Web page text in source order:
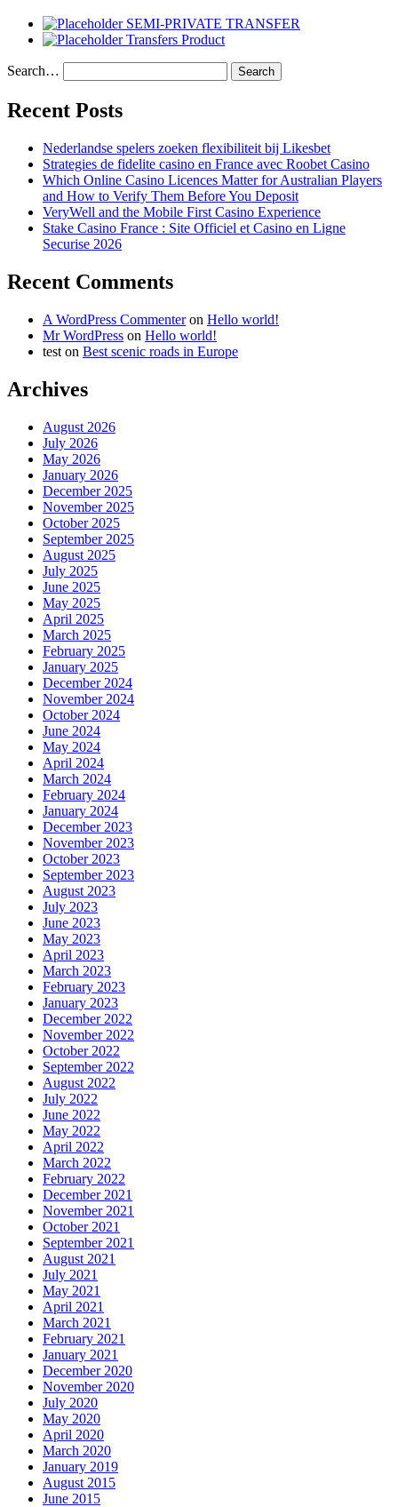
SEMI-PRIVATE TRANSFER
Transfers Product
Search…
Recent Posts
Nederlandse spelers zoeken flexibiliteit bij Likesbet
Strategies de fidelite casino en France avec Roobet Casino
Which Online Casino Licences Matter for Australian Players
and How to Verify Them Before You Deposit
VeryWell and the Mobile First Casino Experience
Stake Casino France : Site Officiel et Casino en Ligne
Securise 2026
Recent Comments
A WordPress Commenteron Hello world!
Mr WordPress on Hello world!
test on Best scenic roads in Europe
Archives
August 2026
July 2026
May 2026
January 2026
December 2025
November 2025
October 2025
September 2025
August 2025
July 2025
June 2025
May 2025
April 2025
March 2025
February 2025
January 2025
December 2024
November 2024
October 2024
June 2024
May 2024
April 2024
March 2024
February 2024
January 2024
December 2023
November 2023
October 2023
September 2023
August 2023
July 2023
June 2023
May 2023
April 2023
March 2023
February 2023
January 2023
December 2022
November 2022
October 2022
September 2022
August 2022
July 2022
June 2022
May 2022
April 2022
March 2022
February 2022
December 2021
November 2021
October 2021
September 2021
August 2021
July 2021
May 2021
April 2021
March 2021
February 2021
January 2021
December 2020
November 2020
July 2020
May 2020
April 2020
March 2020
January 2019
August 2015
June 2015